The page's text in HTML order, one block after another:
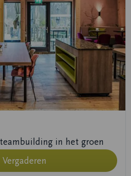
in het groen
Vergaderen